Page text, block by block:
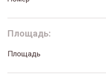
Площадь:
Площадь